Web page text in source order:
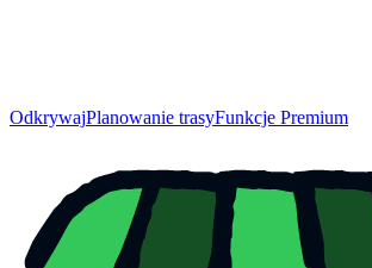
OdkrywajPlanowanie trasyFunkcje Premium